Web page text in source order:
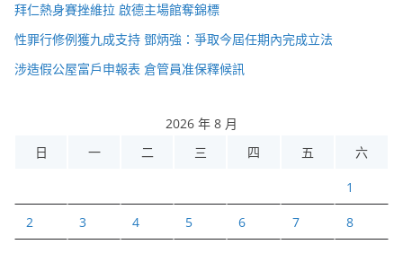
拜仁熱身賽挫維拉 啟德主場館奪錦標
性罪行修例獲九成支持 鄧炳強：爭取今屆任期內完成立法
涉造假公屋富戶申報表 倉管員准保釋候訊
2026 年 8 月
日
一 二 三 四 五 六
1
2 3 4 5 6 7 8